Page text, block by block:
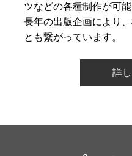
ツなどの各種制作が可能
長年の出版企画により
とも繋がっています。
詳